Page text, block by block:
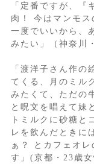
「定番ですが、『
肉！ 今はマンモス
一度でいいから、
みたい」（神奈川
「渡洋子さん作の
てくる、月のミル
みたくて、ただの
と呪文を唱えて妹
トミルクに砂糖と
レを飲んだときに
ぁ？ とカフェオ
す」(京都・23歳